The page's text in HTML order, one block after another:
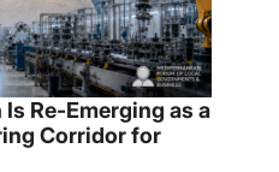
Re-Emerging as a
Corridor for